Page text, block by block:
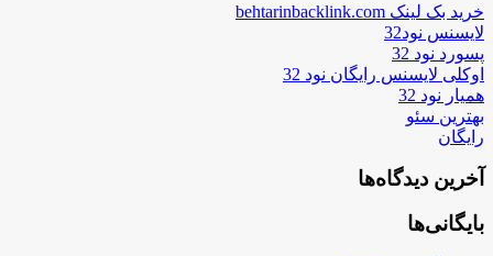
خرید بک لینک behtarinbacklink.com
لایسنس نود32
پسورد نود 32
اوکلی لایسنس رایگان نود 32
همیار نود 32
بهترین سئو
رایگان
آخرین دیدگاه‌ها
بایگانی‌ها